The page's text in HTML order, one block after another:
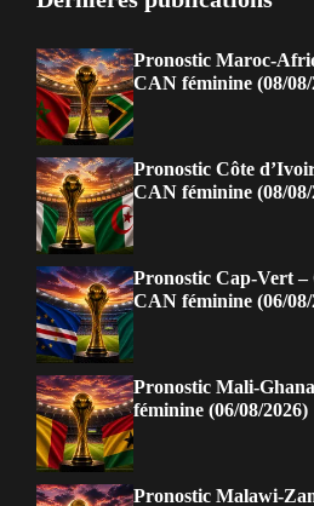
Pronostic Maroc-
CAN féminine (08/08/
Pronostic Côte
CAN féminine (08/08/
Pronostic Cap-Vert –
CAN féminine (06/08/
Pronostic Mali-
féminine (06/08/2026)
Pronostic Malawi-